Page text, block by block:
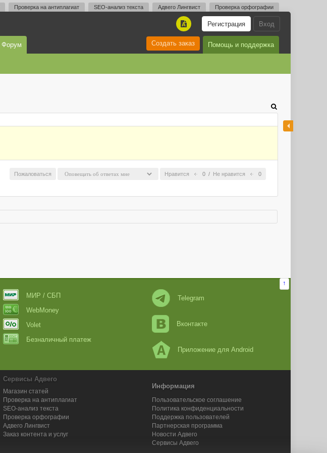
Проверка на антиплагиат SEO-анализ текста Адвего Лингвист Проверка орфографии
Вход
Регистрация
A
Форум Помощь и поддержка
Создать заказ
Нравится 0 / Не нравится 0
Пожаловаться
↑
МИР / СБП
WebMoney
Volet
Безналичный платеж
Telegram
Вконтакте
Приложение для Android
Сервисы Адвего
Магазин статей
Проверка на антиплагиат
SEO-анализ текста
Проверка орфографии
Адвего Лингвист
Заказ контента и услуг
Информация
Пользовательское соглашение
Политика конфиденциальности
Поддержка пользователей
Партнерская программа
Новости Адвего
Сервисы Адвего